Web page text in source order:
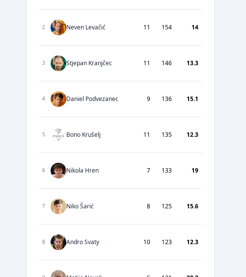
2 Neven Levačić 11 154 14
3 Stjepan Kranjčec 11 146 13.3
4 Daniel Podvezanec 9 136 15.1
5 Bono Krušelj 11 135 12.3
6 Nikola Hren 7 133 19
7 Niko Šarić 8 125 15.6
8 Andro Svaty 10 123 12.3